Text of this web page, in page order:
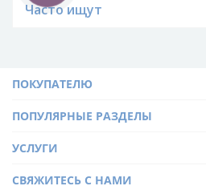
Часто ищут
ПОКУПАТЕЛЮ
ПОПУЛЯРНЫЕ РАЗДЕЛЫ
УСЛУГИ
СВЯЖИТЕСЬ С НАМИ